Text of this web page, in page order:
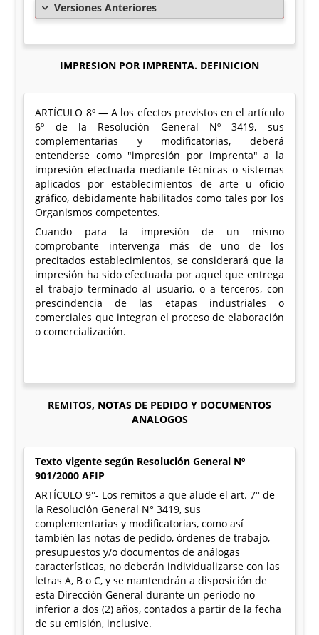
Versiones Anteriores
IMPRESION POR IMPRENTA. DEFINICION
ARTÍCULO 8º — A los efectos previstos en el artículo
6º de la Resolución General Nº 3419, sus
complementarias y modificatorias, deberá
entenderse como "impresión por imprenta" a la
impresión efectuada mediante técnicas o sistemas
aplicados por establecimientos de arte u oficio
gráfico, debidamente habilitados como tales por los
Organismos competentes.
Cuando para la impresión de un mismo
comprobante intervenga más de uno de los
precitados establecimientos, se considerará que la
impresión ha sido efectuada por aquel que entrega
el trabajo terminado al usuario, o a terceros, con
prescindencia de las etapas industriales o
comerciales que integran el proceso de elaboración
o comercialización.
REMITOS, NOTAS DE PEDIDO Y DOCUMENTOS
ANALOGOS
Texto vigente según Resolución General Nº
901/2000 AFIP
ARTÍCULO 9°- Los remitos a que alude el art. 7° de
la Resolución General N° 3419, sus
complementarias y modificatorias, como así
también las notas de pedido, órdenes de trabajo,
presupuestos y/o documentos de análogas
características, no deberán individualizarse con las
letras A, B o C, y se mantendrán a disposición de
esta Dirección General durante un período no
inferior a dos (2) años, contados a partir de la fecha
de su emisión, inclusive.